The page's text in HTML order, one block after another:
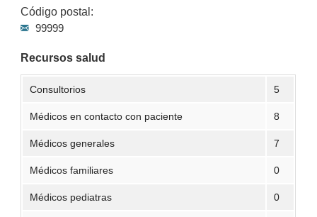
Código postal:
99999
Recursos salud
Consultorios 5
Médicos en contacto con paciente 8
Médicos generales 7
Médicos familiares 0
Médicos pediatras 0